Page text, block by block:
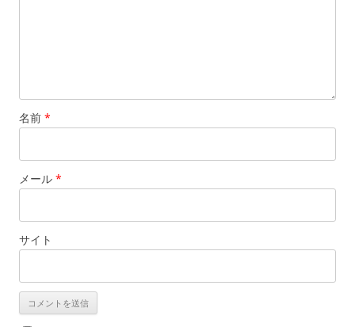
名前 *
メール *
サイト